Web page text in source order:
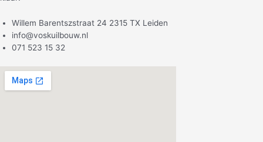
Willem Barentszstraat 24 2315 TX Leiden
info@voskuilbouw.nl
071 523 15 32